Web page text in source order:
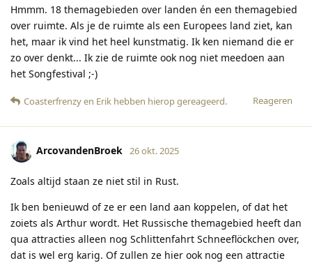
Hmmm. 18 themagebieden over landen én een themagebied
over ruimte. Als je de ruimte als een Europees land ziet, kan
het, maar ik vind het heel kunstmatig. Ik ken niemand die er
zo over denkt... Ik zie de ruimte ook nog niet meedoen aan
het Songfestival ;-)
Reageren
Coasterfrenzyen Erik hebben hierop gereageerd.
ArcovandenBroek 26 okt. 2025
Zoals altijd staan ze niet stil in Rust.
Ik ben benieuwd of ze er een land aan koppelen, of dat het
zoiets als Arthur wordt. Het Russische themagebied heeft dan
qua attracties alleen nog Schlittenfahrt Schneeflöckchen over,
dat is wel erg karig. Of zullen ze hier ook nog een attractie